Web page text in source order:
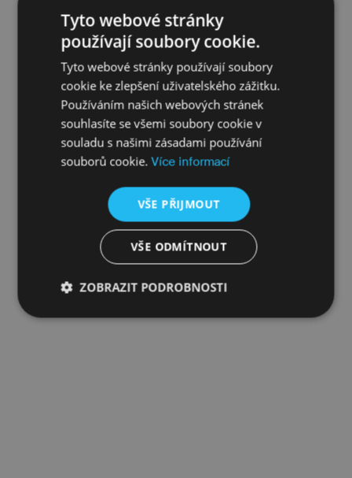
Tyto webové stránky
používají soubory cookie.
Tyto webové stránky používají soubory
cookie ke zlepšení uživatelského zážitku.
Používáním našich webových stránek
souhlasíte se všemi soubory cookie v
souladu s našimi zásadami používání
souborů cookie.Více informací
VŠE PŘIJMOUT
VŠE ODMÍTNOUT
ZOBRAZIT PODROBNOSTI
Nezbytně
Výkonové
Soubory